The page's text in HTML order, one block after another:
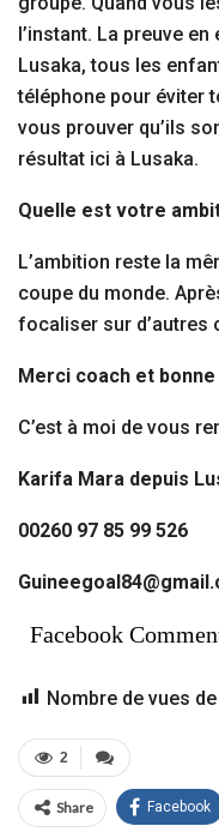
l’instant. La preuve
Lusaka, tous les
téléphone pour éviter
vous prouver qu’ils
résultat ici à Lusaka.
Quelle est votre
L’ambition reste la
coupe du monde.
focaliser sur d’autres
Merci coach et bonne
C’est à moi de vous
Karifa Mara depuis
00260 97 85 99 526
Facebook
Nombre de vues
2
Share Facebook